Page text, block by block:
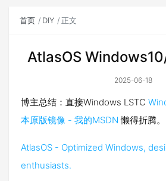
首页 DIY 正文
AtlasOS
2025-06-18
博主总结：直接Windows LSTC
本原版镜像 - 我的MSDN 懒得折腾。
AtlasOS - Optimized Windows,
enthusiasts.